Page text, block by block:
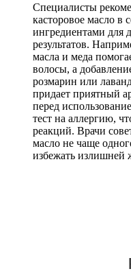
Специалисты
касторовое масло в
ингредиентами для
результатов.
масла и меда
волосы, а
розмарин или
придает приятный
перед
тест на аллергию,
реакций. Врачи
масло не чаще
избежать излишней